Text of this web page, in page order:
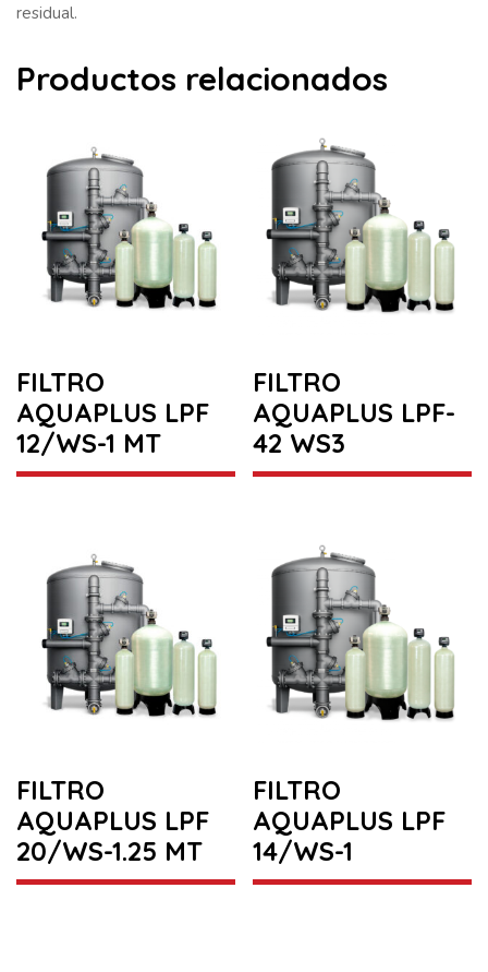
residual.
Productos relacionados
FILTRO
AQUAPLUS LPF
12/WS-1 MT
FILTRO
AQUAPLUS LPF-
42 WS3
FILTRO
AQUAPLUS LPF
20/WS-1.25 MT
FILTRO
AQUAPLUS LPF
14/WS-1